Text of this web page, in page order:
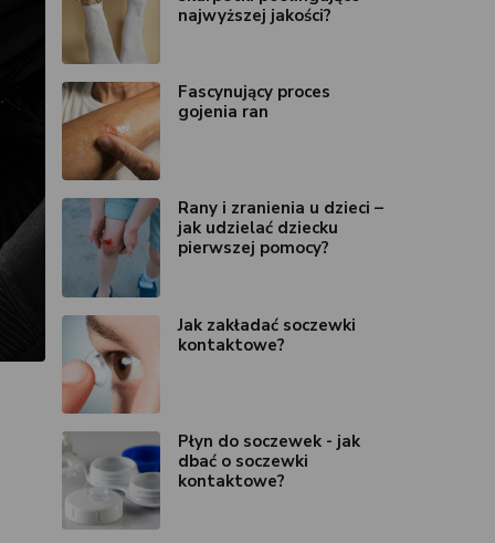
najwyższej jakości?
Fascynujący proces
gojenia ran
Rany i zranienia u dzieci –
jak udzielać dziecku
pierwszej pomocy?
Jak zakładać soczewki
kontaktowe?
Płyn do soczewek - jak
dbać o soczewki
kontaktowe?